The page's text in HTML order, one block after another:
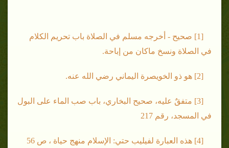
[1] صحيح - أخرجه مسلم في الصلاة باب تحريم الكلام
في الصلاة ونسخ ماكان من إباحة.
[2] هو ذو الخويصرة اليماني رضي الله عنه.
[3] متفقٌ عليه، صحيح البخاري، باب صب الماء على البول
في المسجد، رقم 217
[4] هذه العبارة لفيليب حتي: الإسلام منهج حياة ، ص 56